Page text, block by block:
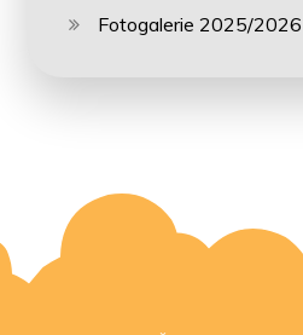
Fotogalerie 2025/2026